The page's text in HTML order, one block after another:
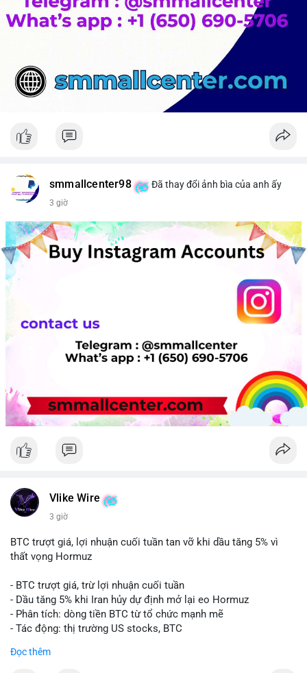
smmallcenter98 Đã thay đổi ảnh bìa của anh ấy
3 giờ
Vlike Wire
3 giờ
BTC trượt giá, lợi nhuận cuối tuần tan vỡ khi dầu tăng 5% vì
thất vọng Hormuz
- BTC trượt giá, trừ lợi nhuận cuối tuần
- Dầu tăng 5% khi Iran hủy dự định mở lại eo Hormuz
- Phân tích: dòng tiền BTC từ tổ chức mạnh mẽ
- Tác động: thị trường US stocks, BTC
#binancesquare
Đọc thêm